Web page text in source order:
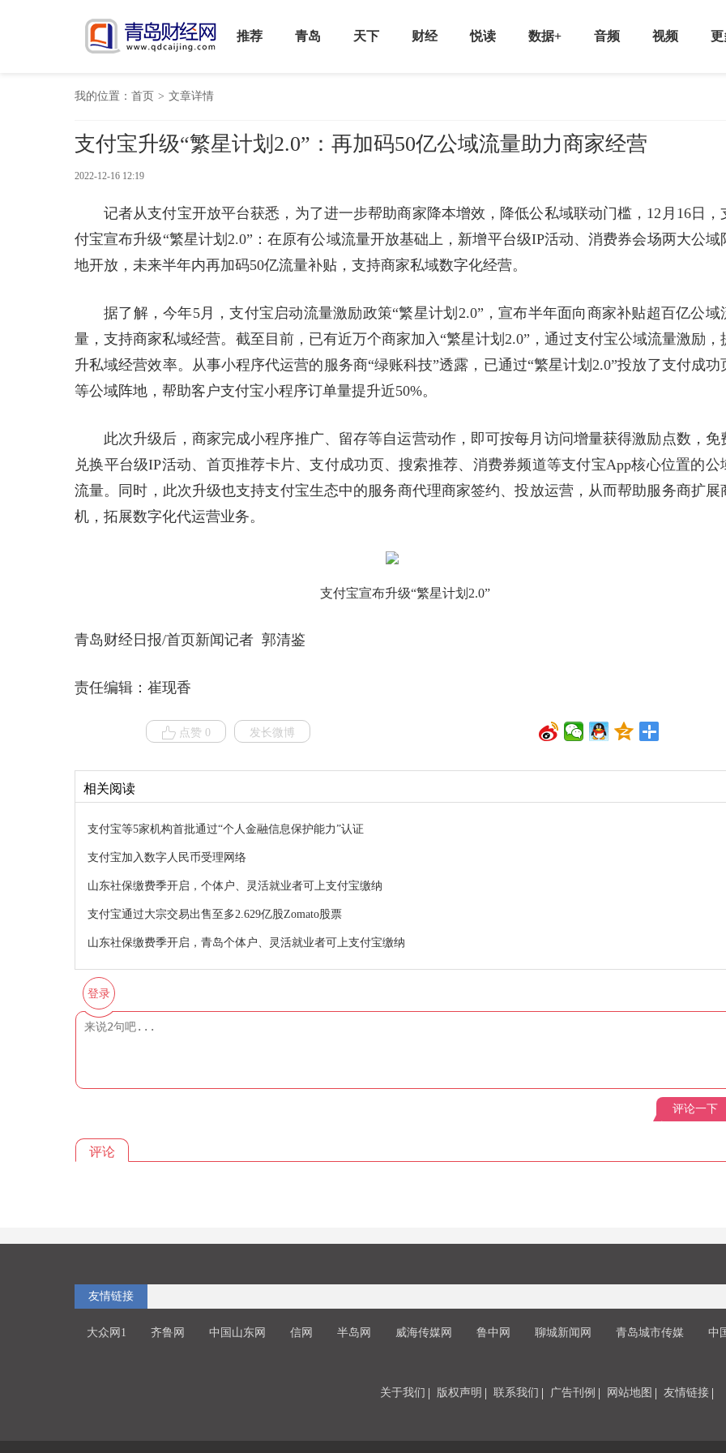
推荐 青岛 天下 财经 悦读 数据+ 音频 视频 更
我的位置： 首页 > 文章详情
支付宝升级“繁星计划2.0”：再加码50亿公域流量助力商家经营
2022-12-16 12:19
记者从支付宝开放平台获悉，为了进一步帮助商家降本增效，降低公私域联动门槛，12月16日，
付宝宣布升级“繁星计划2.0”：在原有公域流量开放基础上，新增平台级IP活动、消费券会场两大公域
地开放，未来半年内再加码50亿流量补贴，支持商家私域数字化经营。
据了解，今年5月，支付宝启动流量激励政策“繁星计划2.0”，宣布半年面向商家补贴超百亿公域
量，支持商家私域经营。截至目前，已有近万个商家加入“繁星计划2.0”，通过支付宝公域流量激励，
升私域经营效率。从事小程序代运营的服务商“绿账科技”透露，已通过“繁星计划2.0”投放了支付成功
等公域阵地，帮助客户支付宝小程序订单量提升近50%。
此次升级后，商家完成小程序推广、留存等自运营动作，即可按每月访问增量获得激励点数，免
兑换平台级IP活动、首页推荐卡片、支付成功页、搜索推荐、消费券频道等支付宝App核心位置的公
流量。同时，此次升级也支持支付宝生态中的服务商代理商家签约、投放运营，从而帮助服务商扩展
机，拓展数字化代运营业务。
支付宝宣布升级“繁星计划2.0”
青岛财经日报/首页新闻记者 郭清鉴
责任编辑：崔现香
点赞 0 发长微博
相关阅读
支付宝等5家机构首批通过“个人金融信息保护能力”认证
支付宝加入数字人民币受理网络
山东社保缴费季开启，个体户、灵活就业者可上支付宝缴纳
支付宝通过大宗交易出售至多2.629亿股Zomato股票
山东社保缴费季开启，青岛个体户、灵活就业者可上支付宝缴纳
登录
评论一下
评论
友情链接
大众网1 齐鲁网 中国山东网 信网 半岛网 威海传媒网 鲁中网 聊城新闻网 青岛城市传媒 中
关于我们 版权声明 联系我们 广告刊例 网站地图 友情链接